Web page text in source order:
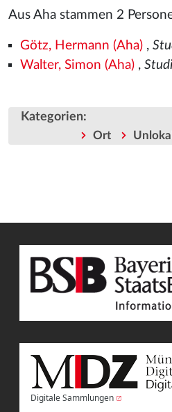
Aus Aha stammen 2
Götz, Hermann (Aha),
Walter, Simon (Aha),
Kategorien:
Ort
Digitale Sammlungen